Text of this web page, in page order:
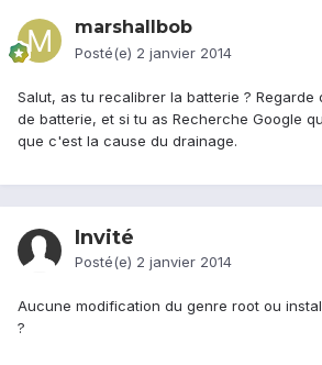
marshallbob
Posté(e) 2 janvier 2014
Salut, as tu recalibrer la batterie ? Regarde
de batterie, et si tu as Recherche Google
que c'est la cause du drainage.
Invité
Posté(e) 2 janvier 2014
Aucune modification du genre root ou
?